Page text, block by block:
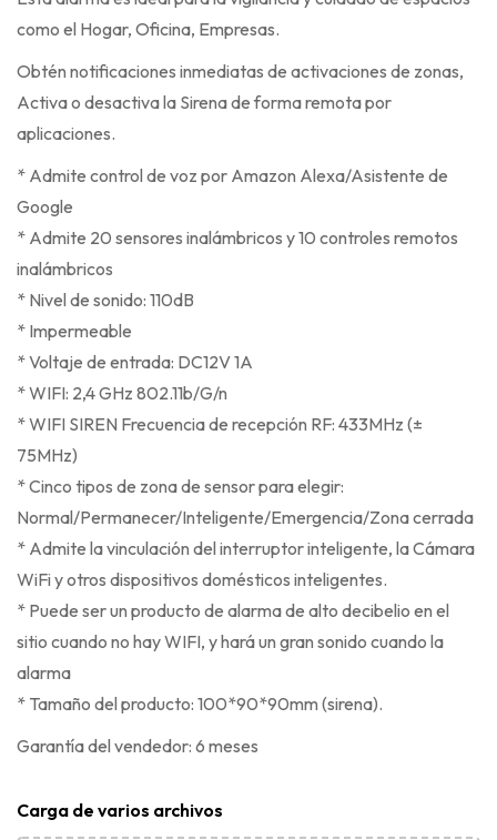
como el Hogar, Oficina, Empresas.
Obtén notificaciones inmediatas de activaciones de zonas,
Activa o desactiva la Sirena de forma remota por
aplicaciones.
* Admite control de voz por Amazon Alexa/Asistente de
Google
* Admite 20 sensores inalámbricos y 10 controles remotos
inalámbricos
* Nivel de sonido: 110dB
* Impermeable
* Voltaje de entrada: DC12V 1A
* WIFI: 2,4 GHz 802.11b/G/n
* WIFI SIREN Frecuencia de recepción RF: 433MHz (±
75MHz)
* Cinco tipos de zona de sensor para elegir:
Normal/Permanecer/Inteligente/Emergencia/Zona cerrada
* Admite la vinculación del interruptor inteligente, la Cámara
WiFi y otros dispositivos domésticos inteligentes.
* Puede ser un producto de alarma de alto decibelio en el
sitio cuando no hay WIFI, y hará un gran sonido cuando la
alarma
* Tamaño del producto: 100*90*90mm (sirena).
Garantía del vendedor: 6 meses
Carga de varios archivos